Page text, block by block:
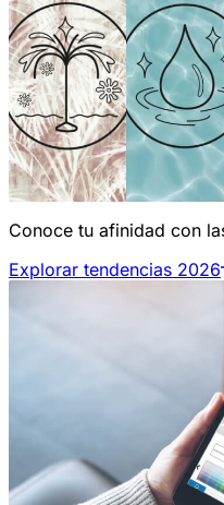
Conoce tu afinidad con
Explorar tendencias 2026